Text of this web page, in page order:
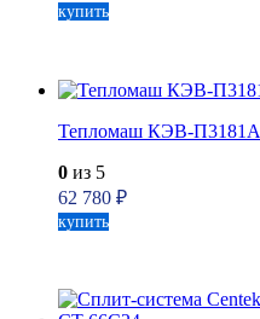
купить
Тепломаш КЭВ-П3181А
0 из 5
62 780 ₽
купить